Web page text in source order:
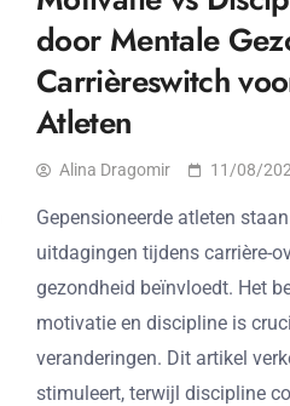
door Mentale
Carrièreswitch
Atleten
Alina Dragomir 11/08/
Gepensioneerde atleten
uitdagingen tijdens carrière-
gezondheid beïnvloedt. Het
motivatie en discipline is
veranderingen. Dit artikel
stimuleert, terwijl discipline